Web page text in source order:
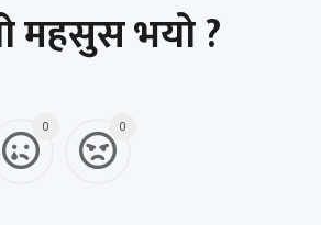
महसुस भयो ?
0 0